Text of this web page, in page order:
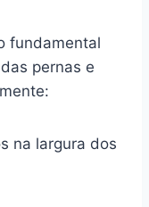
fundamental
pernas e
na largura dos